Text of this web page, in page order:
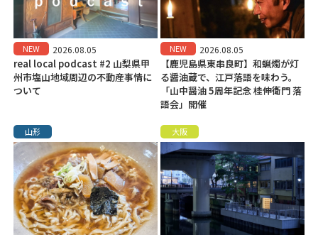
NEW 2026.08.05
real local podcast #2 山梨県甲
州市塩山地域周辺の不動産事情に
ついて
NEW 2026.08.05
【鹿児島県東串良町】和蝋燭が灯
る醤油蔵で、江戸落語を味わう。
「山中醤油 5周年記念 桂伸衛門 落
語会」開催
山形 大阪